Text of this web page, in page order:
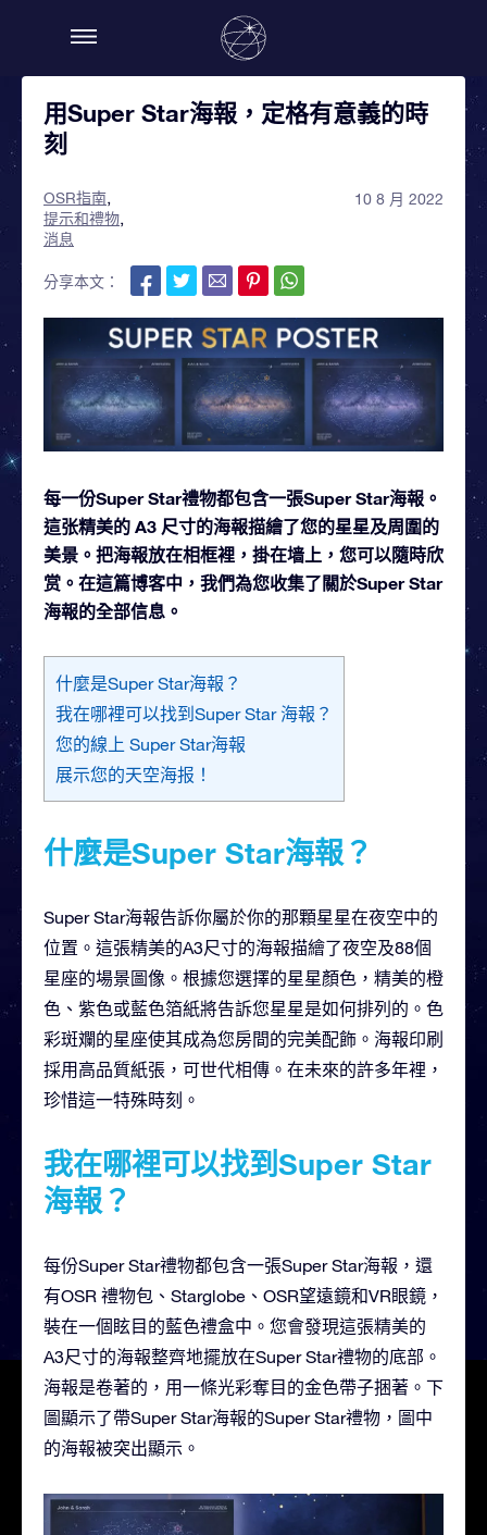
用Super Star海報，定格有意義的時
刻
OSR指南
提示和禮物
消息
10 8 月 2022
分享本文：
每一份Super Star禮物都包含一張Super Star海報。
這张精美的 A3 尺寸的海報描繪了您的星星及周圍的
美景。把海報放在相框裡，掛在墙上，您可以隨時欣
赏。在這篇博客中，我們為您收集了關於Super Star
海報的全部信息。
什麼是Super Star海報？
我在哪裡可以找到Super Star 海報？
您的線上 Super Star海報
展示您的天空海报！
什麼是Super Star海報？
Super Star海報告訴你屬於你的那顆星星在夜空中的
位置。這張精美的A3尺寸的海報描繪了夜空及88個
星座的場景圖像。根據您選擇的星星顏色，精美的橙
色、紫色或藍色箔紙將告訴您星星是如何排列的。色
彩斑斕的星座使其成為您房間的完美配飾。海報印刷
採用高品質紙張，可世代相傳。在未來的許多年裡，
珍惜這一特殊時刻。
我在哪裡可以找到Super Star
海報？
每份Super Star禮物都包含一張Super Star海報，還
有OSR 禮物包、Starglobe、OSR望遠鏡和VR眼鏡，
裝在一個眩目的藍色禮盒中。您會發現這張精美的
A3尺寸的海報整齊地擺放在Super Star禮物的底部。
海報是卷著的，用一條光彩奪目的金色帶子捆著。下
圖顯示了帶Super Star海報的Super Star禮物，圖中
的海報被突出顯示。